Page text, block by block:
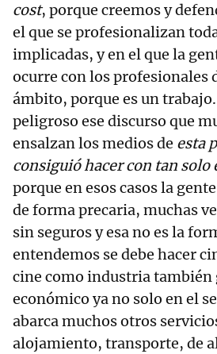
cost, porque creemos y
el que se profesionalizan
implicadas, y en el que la
ocurre con los profesionales
ámbito, porque es un
peligroso ese discurso que
ensalzan los medios de esta
consiguió hacer con tan solo
porque en esos casos la
de forma precaria, muchas
sin seguros y esa no es la
entendemos se debe hacer
cine como industria también
económico ya no solo en el
abarca muchos otros
alojamiento, transporte, de